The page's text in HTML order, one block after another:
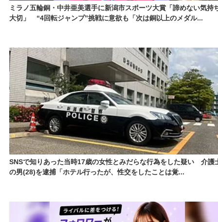
ミラノ五輪銅・中井亜美選手に新潟市スポーツ大賞「諦めない気持
大切」 “4回転ジャンプ”挑戦に意欲も「次は銅以上のメダル...
SNSで知りあった当時17歳の女性とみだらな行為をした疑い 介護
の男(28)を逮捕「ホテル行ったが、性交をしたことは覚...